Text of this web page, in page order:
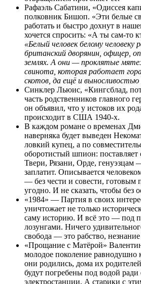
Рафаэль Сабатини, «Одиссея
полковник Бишоп. «Эти белые
работать и быстро дохнут в
хочется спросить: «А ты сам-то
«Белый человек белому человеку
британский дворянин, офицер,
землях. А они — проклятые
свинота, которая работает
скотов, да ещё и
Синклер Льюис, «Кингсблад,
часть родственников главного
он объявил, что у истоков их
происходит в США 1940-х.
В каждом романе о временах
наверняка будет выведен
ловкий купец, а по
оборотистый шпион: поставляет
Твери, Рязани, Орде, генуэзцам
заплатит. Описывается
— без чести и совести, готовым
угодно. И не сказать, чтобы без
«1984» — Партия в своих
уничтожает не только
саму историю. И всё это — под
лозунгами. Ничего
свобода — это рабство,
«Прощание с Матёрой»
молодое поколение равнодушно
они родились, дома их
будут погребены под водой ради
электростанции. А старики с